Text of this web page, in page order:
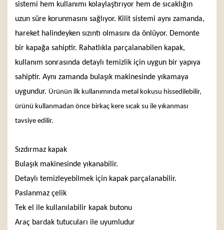
sistemi hem kullanımı kolaylaştırıyor hem de sıcaklığın
uzun süre korunmasını sağlıyor. Kilit sistemi aynı zamanda,
hareket halindeyken sızıntı olmasını da önlüyor. Demonte
bir kapağa sahiptir. Rahatlıkla parçalanabilen kapak,
kullanım sonrasında detaylı temizlik için uygun bir yapıya
sahiptir. Aynı zamanda bulaşık makinesinde yıkamaya
uygundur. Ürünün ilk kullanımında metal kokusu hissedilebilir,
ürünü kullanmadan önce birkaç kere sıcak su ile yıkanması
tavsiye edilir.
Sızdırmaz kapak
Bulaşık makinesinde yıkanabilir.
Detaylı temizleyebilmek için kapak parçalanabilir.
Paslanmaz çelik
Tek el ile kullanılabilir kapak butonu
Araç bardak tutucuları ile uyumludur